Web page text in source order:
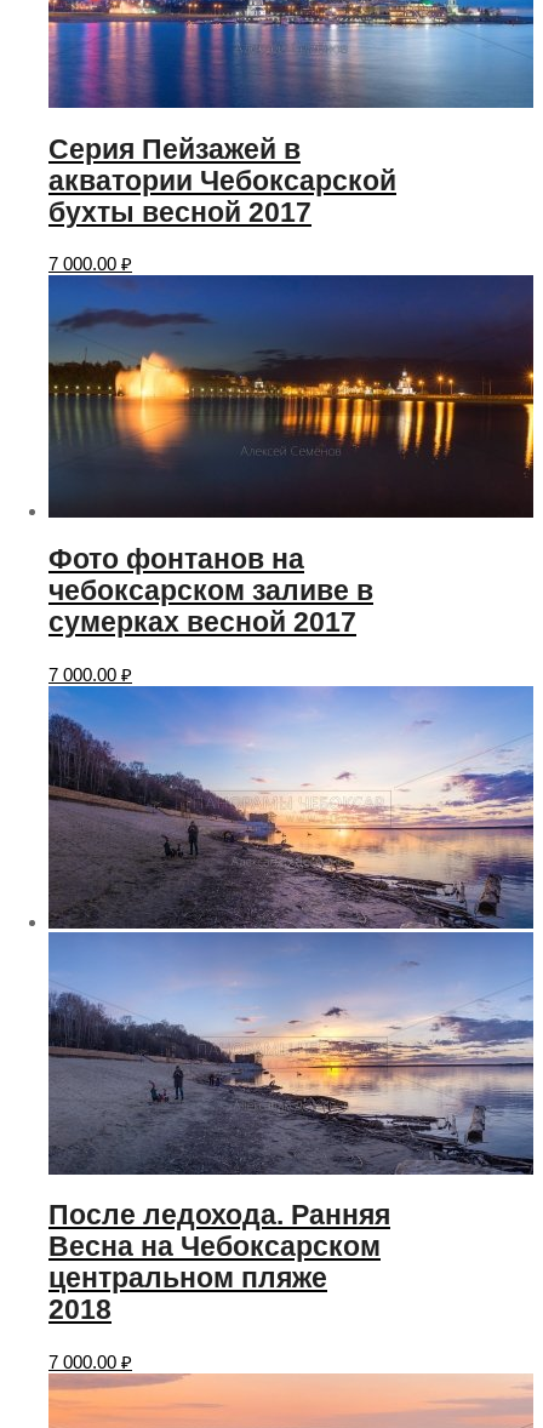
Серия Пейзажей в
акватории Чебоксарской
бухты весной 2017
7 000.00 ₽
Фото фонтанов на
чебоксарском заливе в
сумерках весной 2017
7 000.00 ₽
После ледохода. Ранняя
Весна на Чебоксарском
центральном пляже
2018
7 000.00 ₽